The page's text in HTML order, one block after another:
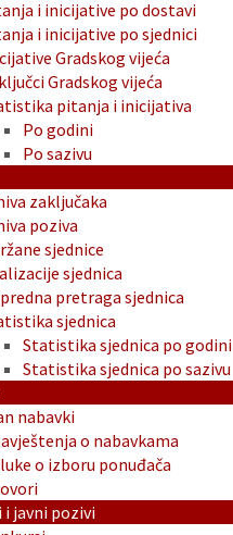
i inicijative po dostavi
i inicijative po sjednici
Gradskog vijeća
Gradskog vijeća
pitanja i inicijativa
Po godini
Po sazivu
zaključaka
poziva
sjednice
sjednica
pretraga sjednica
sjednica
Statistika sjednica po godini
Statistika sjednica po sazivu
nabavki
o nabavkama
o izboru ponuđača
i javni pozivi